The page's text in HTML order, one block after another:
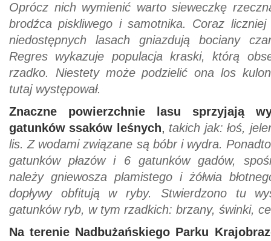
Oprócz nich wymienić warto sieweczkę
brodźca piskliwego i samotnika. Coraz
niedostępnych lasach gniazdują bociany
Regres wykazuje populacja kraski, którą
rzadko. Niestety może podzielić ona los
tutaj występował.
Znaczne powierzchnie lasu sprzyjają
gatunków ssaków leśnych, takich jak: łoś,
lis. Z wodami związane są bóbr i wydra.
gatunków płazów i 6 gatunków gadów,
należy gniewosza plamistego i żółwia
dopływy obfitują w ryby. Stwierdzono tu
gatunków ryb, w tym rzadkich: brzany, świnki,
Na terenie Nadbużańskiego Parku